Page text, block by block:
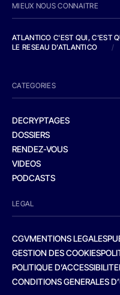
MIEUX NOUS CONNAITRE
ATLANTICO C'EST QUI, C'EST
LE RESEAU D'ATLANTICO
/
CATEGORIES
DECRYPTAGES
DOSSIERS
RENDEZ-VOUS
VIDEOS
PODCASTS
LEGAL
CGVMENTIONS LEGALES
GESTION DES COOKIES
POLITIQUE D’ACCESSIBILITE
CONDITIONS GENERALES